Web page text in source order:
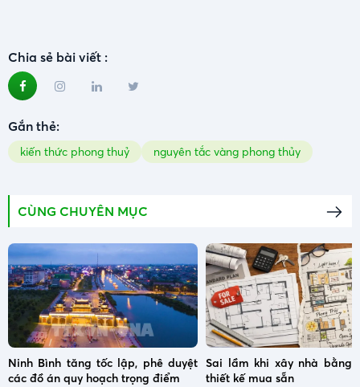
Chia sẻ bài viết :
Gắn thẻ:
kiến thức phong thuỷ nguyên tắc vàng phong thủy
CÙNG CHUYÊN MỤC
Ninh Bình tăng tốc lập, phê duyệt
các đồ án quy hoạch trọng điểm
Sai lầm khi xây nhà bằng
thiết kế mua sẵn